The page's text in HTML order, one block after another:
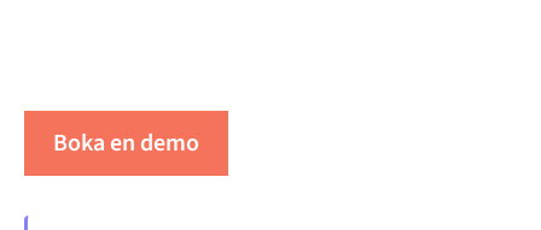
Boka en demo